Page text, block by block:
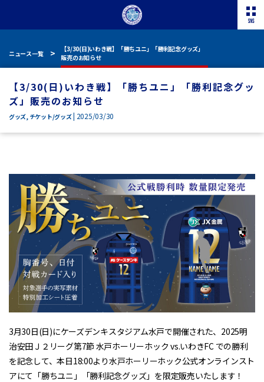
ニュース一覧
【3/30(日)いわき戦】「勝ちユニ」「勝利記念グッズ」
販売のお知らせ
【3/30(日)いわき戦】「勝ちユニ」「勝利記念グッ
ズ」販売のお知らせ
グッズ, チケット/グッズ| 2025/03/30
3月30日(日)にケーズデンキスタジアム水戸で開催された、2025明
治安田Ｊ２リーグ第7節 水戸ホーリーホック vs.いわきFC での勝利
を記念して、本日18:00より水戸ホーリーホック公式オンラインスト
アにて「勝ちユニ」「勝利記念グッズ」を限定販売いたします！